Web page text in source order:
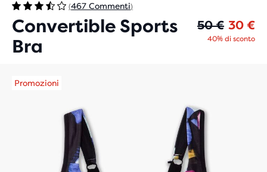
(467 Commenti)
Convertible Sports
Bra
50 € 30 €
40% di sconto
Promozioni